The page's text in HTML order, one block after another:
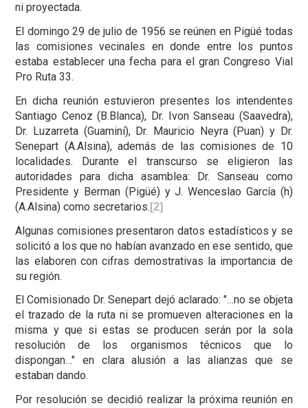
ni proyectada.
El domingo 29 de julio de 1956 se reúnen en Pigüé todas
las comisiones vecinales en donde entre los puntos
estaba establecer una fecha para el gran Congreso Vial
Pro Ruta 33.
En dicha reunión estuvieron presentes los intendentes
Santiago Cenoz (B.Blanca), Dr. Ivon Sanseau (Saavedra),
Dr. Luzarreta (Guaminí), Dr. Mauricio Neyra (Puan) y Dr.
Senepart (A.Alsina), además de las comisiones de 10
localidades. Durante el transcurso se eligieron las
autoridades para dicha asamblea: Dr. Sanseau como
Presidente y Berman (Pigüé) y J. Wenceslao García (h)
(A.Alsina) como secretarios. [2]
Algunas comisiones presentaron datos estadísticos y se
solicitó a los que no habían avanzado en ese sentido, que
las elaboren con cifras demostrativas la importancia de
su región.
El Comisionado Dr. Senepart dejó aclarado: "…no se objeta
el trazado de la ruta ni se promueven alteraciones en la
misma y que si estas se producen serán por la sola
resolución de los organismos técnicos que lo
dispongan…" en clara alusión a las alianzas que se
estaban dando.
Por resolución se decidió realizar la próxima reunión en